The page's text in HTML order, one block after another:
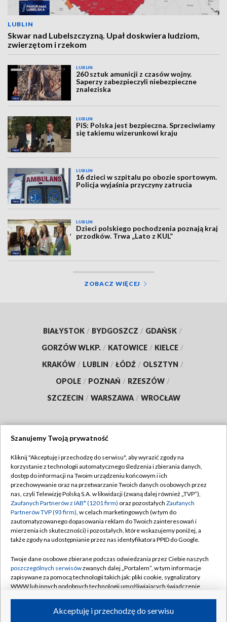
LUBLIN
Skwar nad Lubelszczyzną. Upał doskwiera ludziom,
zwierzętom i rzekom
LUBLIN
260 sztuk amunicji z czasów wojny.
Saperzy zabezpieczyli niebezpieczne
znaleziska
LUBLIN
PiS: Polska jest bezpieczna. Sprzeciwiamy
się takiemu wizerunkowi kraju
LUBLIN
16 dzieci w szpitalu po obozie sportowym.
Policja wyjaśnia przyczyny zatrucia
LUBLIN
Dzieci polskiego pochodzenia poznają kraj
przodków. Trwa „Lato z KUL”
ZOBACZ WIĘCEJ
BIAŁYSTOK / BYDGOSZCZ / GDAŃSK /
GORZÓW WLKP. / KATOWICE / KIELCE /
KRAKÓW / LUBLIN / ŁÓDŹ / OLSZTYN /
OPOLE / POZNAŃ / RZESZÓW /
SZCZECIN / WARSZAWA / WROCŁAW
TVP
Abonament TVP
Emisja w TVP
Centrum informacji TVP
Naziemna Telewizja Cyfrowa
Rada Programowa
System NOS
Informacje o nadawcy
Program dla prasy
Regulamin TVP
Polityka prywatności
Moje zgody
Pomoc
Kontakt
Kanały
Szanujemy Twoją prywatność
Kliknij "Akceptuję i przechodzę do serwisu", aby wyrazić zgody na
korzystanie z technologii automatycznego śledzenia i zbierania danych,
dostęp do informacji na Twoim urządzeniu końcowym i ich
przechowywanie oraz na przetwarzanie Twoich danych osobowych przez
nas, czyli Telewizję Polską S.A. w likwidacji (zwaną dalej również „TVP”),
Zaufanych Partnerów z IAB* (1201 firm) oraz pozostałych Zaufanych
Partnerów TVP (93 firm), w celach marketingowych (w tym do
zautomatyzowanego dopasowania reklam do Twoich zainteresowań i
mierzenia ich skuteczności) i pozostałych, które wskazujemy poniżej, a
także zgody na udostępnianie przez nas identyfikatora PPID do Google.
Twoje dane osobowe zbierane podczas odwiedzania przez Ciebie naszych
poszczególnych serwisówzwanych dalej „Portalem”, w tym informacje
zapisywane za pomocą technologii takich jak: pliki cookie, sygnalizatory
WWW lub innych podobnych technologii umożliwiających świadczenie
ruchu w Internecie.Akceptuję i przechodzę do serwisu